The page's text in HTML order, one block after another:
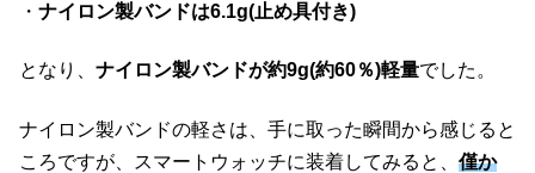
・ ナイロン製バンドは6.1g(止め具付き)
となり、 ナイロン製バンドが約9g(約60％)軽量でした。
ナイロン製バンドの軽さは、手に取った瞬間から感じると
ころですが、スマートウォッチに装着してみると、 僅か